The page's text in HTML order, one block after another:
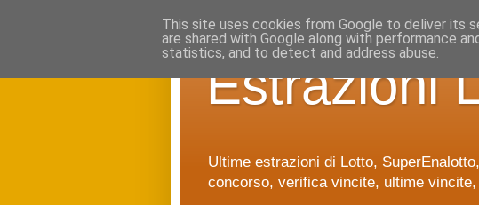
Estrazioni
Ultime estrazioni di Lotto,
concorso, verifica vincite, ultime
This site uses cookies from Google to deliver its
are shared with Google along with performance
statistics, and to detect and address abuse.